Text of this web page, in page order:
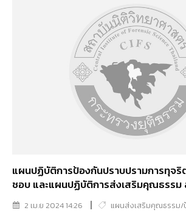
แผนปฏิบัติการป้องกันปราบปรามการทุจริ
ชอบ และแผนปฏิบัติการส่งเสริมคุณธรรม
นิติวิทยาศาสตร์ ประจำปีงบประมาณ พ.ศ.
2 เม.ย 2024 14:26 แผนส่งเสริมคุณธรรม